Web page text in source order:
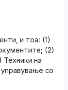
и тоа: (1)
(2)
на
со